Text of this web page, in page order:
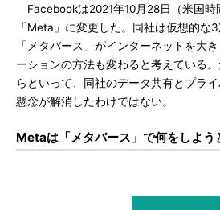
Facebookは2021年10月28日（米国時
「Meta」に変更した。同社は仮想的な
「メタバース」がインターネットを大
ーションの方法も変わると考えている
らといって、同社のデータ共有とプラ
懸念が解消したわけではない。
Metaは「メタバース」で何をしよう